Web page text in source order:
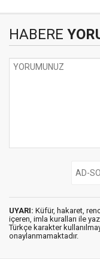
HABERE
UYARI: Küfür, hakaret,
içeren, imla kuralları ile
Türkçe karakter
onaylanmamaktadır.